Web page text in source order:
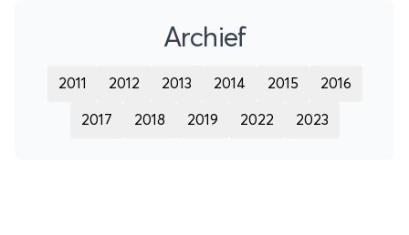
Archief
2011 2012 2013 2014 2015 2016
2017 2018 2019 2022 2023